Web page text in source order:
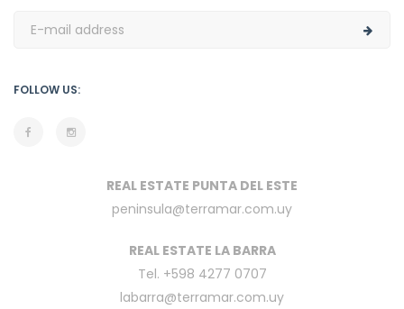
FOLLOW US:
REAL ESTATE PUNTA DEL ESTE
peninsula@terramar.com.uy
REAL ESTATE LA BARRA
Tel. +598 4277 0707
labarra@terramar.com.uy